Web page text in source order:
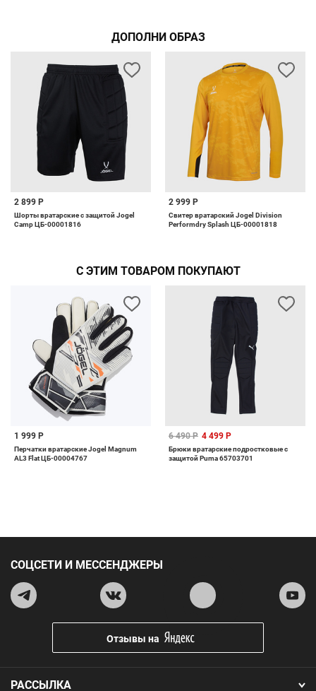
ДОПОЛНИ ОБРАЗ
2 899 Р
Шорты вратарские с защитой Jogel
Camp ЦБ-00001816
2 999 Р
Свитер вратарский Jogel Division
Performdry Splash ЦБ-00001818
С ЭТИМ ТОВАРОМ ПОКУПАЮТ
1 999 Р
Перчатки вратарские Jogel Magnum
AL3 Flat ЦБ-00004767
6 490 Р 4 499 Р
Брюки вратарские подростковые с
защитой Puma 65703701
РАССЫЛКА
СОЦСЕТИ И МЕССЕНДЖЕРЫ
Отзывы на